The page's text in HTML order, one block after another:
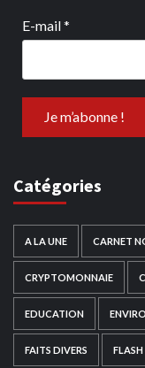
E-mail*
Catégories
A LA UNE CARNET
CRYPTOMONNAIE
EDUCATION
FAITS DIVERS